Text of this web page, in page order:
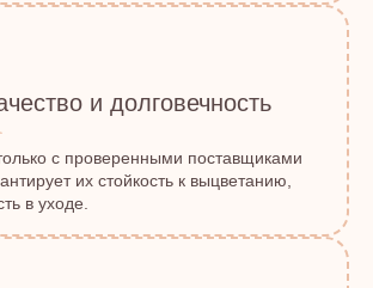
и долговечность
с проверенными поставщиками
их стойкость к выцветанию,
в уходе.